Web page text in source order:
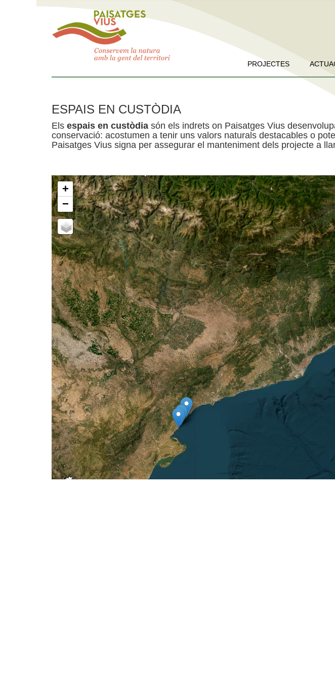
PROJECTES
ESPAIS EN CUSTÒDIA
Els espais en custòdia són els indrets on Paisatges Vius
conservació: acostumen a tenir uns valors naturals destacables o
Paisatges Vius signa per assegurar el manteniment dels projecte a
+
−